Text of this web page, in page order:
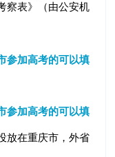
察表》（由公安机
参加高考的可以填
参加高考的可以填
放在重庆市，外省